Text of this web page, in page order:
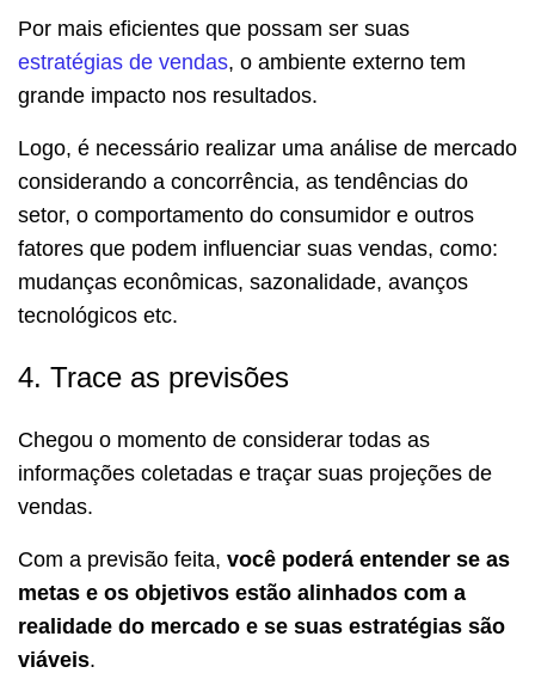
Por mais eficientes que possam ser suas
estratégias de vendas, o ambiente externo tem
grande impacto nos resultados.
Logo, é necessário realizar uma análise de mercado
considerando a concorrência, as tendências do
setor, o comportamento do consumidor e outros
fatores que podem influenciar suas vendas, como:
mudanças econômicas, sazonalidade, avanços
tecnológicos etc.
4. Trace as previsões
Chegou o momento de considerar todas as
informações coletadas e traçar suas projeções de
vendas.
Com a previsão feita, você poderá entender se as
metas e os objetivos estão alinhados com a
realidade do mercado e se suas estratégias são
viáveis.